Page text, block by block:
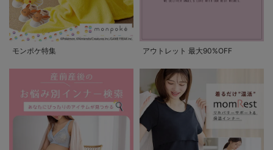
モンポケ特集 アウトレット 最大90%OFF